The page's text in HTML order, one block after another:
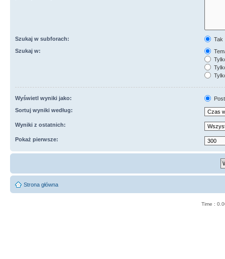
Szukaj w subforach:
Tak
Szukaj w:
Wyświetl wyniki jako:
Sortuj wyniki według:
Wyniki z ostatnich:
Pokaż pierwsze:
Strona główna
Time :